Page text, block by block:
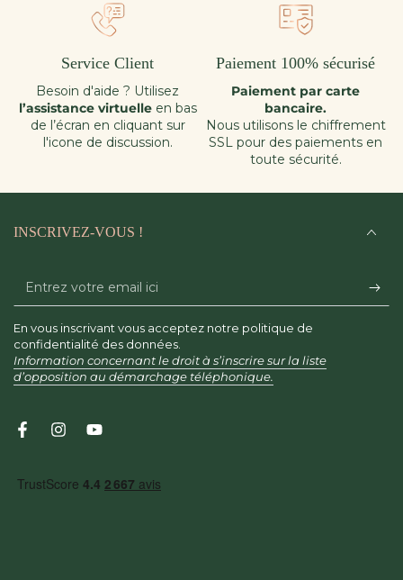
Service Client
Besoin d'aide ? Utilisez
l’assistance virtuelle en bas
de l’écran en cliquant sur
l'icone de discussion.
Paiement 100% sécurisé
Paiement par carte
bancaire.
Nous utilisons le chiffrement
SSL pour des paiements en
toute sécurité.
INSCRIVEZ-VOUS !
Entrez
votre
email
ici
En vous inscrivant vous acceptez notre politique de
confidentialité des données.
Information concernant le droit à s’inscrire sur la liste
d’opposition au démarchage téléphonique.
FacebookInstagramYouTube